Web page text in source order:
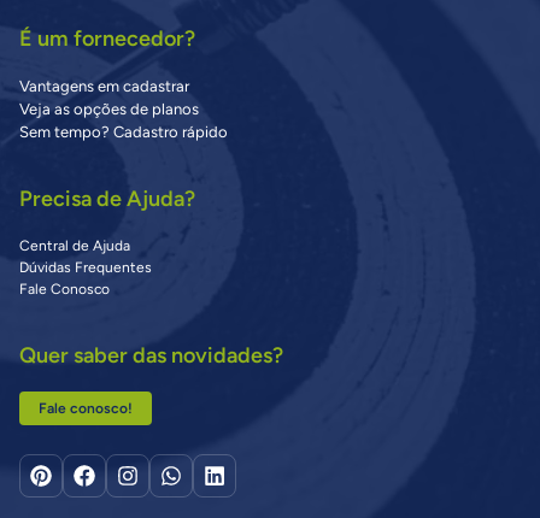
É um fornecedor?
Vantagens em cadastrar
Veja as opções de planos
Sem tempo? Cadastro rápido
Precisa de Ajuda?
Central de Ajuda
Dúvidas Frequentes
Fale Conosco
Quer saber das novidades?
Fale conosco!